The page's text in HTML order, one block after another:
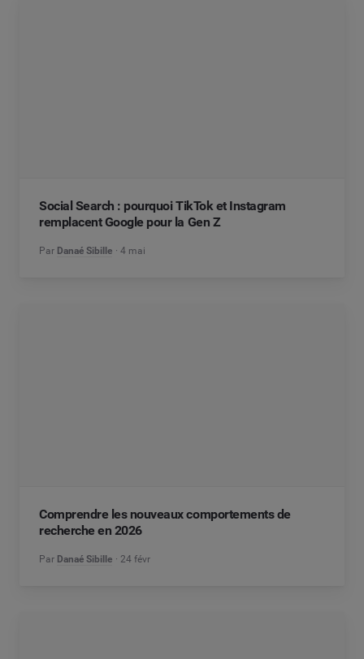
Social Search : pourquoi TikTok et Instagram
remplacent Google pour la Gen Z
Par Danaé Sibille 4 mai
Comprendre les nouveaux comportements de
recherche en 2026
Par Danaé Sibille 24 févr